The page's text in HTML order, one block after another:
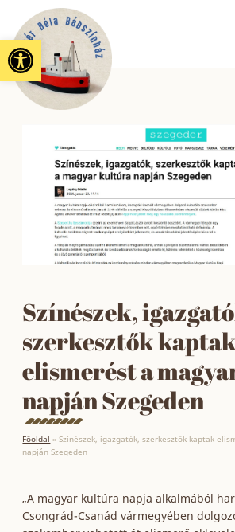
Eszköztár
Színészek,
szerkesztők
elismerést a
napján Szegeden
Főoldal »Színészek, igazgatók, szerkesztők kaptak
napján Szegeden
„A magyar kultúra napja alkalmából
Csongrád-Csanád vármegyében